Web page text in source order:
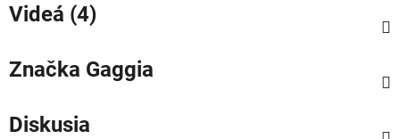
Videá (4)
Značka Gaggia
Diskusia